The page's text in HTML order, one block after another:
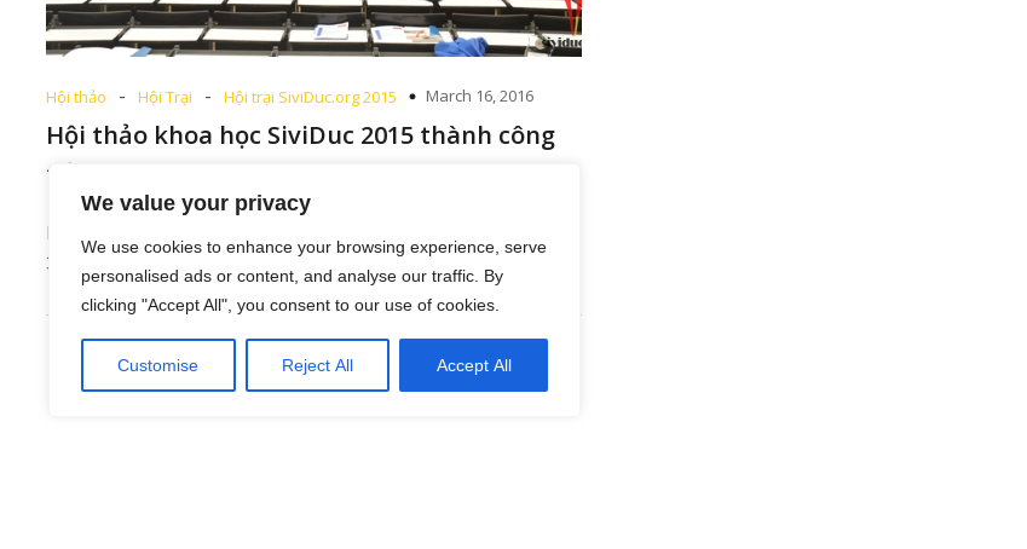
We value your privacy
We use cookies to enhance your browsing experience, serve
personalised ads or content, and analyse our traffic. By
clicking "Accept All", you consent to our use of cookies.
Customise Reject All Accept All
Hội thảo - Hội Trại - Hội trại SiviDuc.org 2015 March 16, 2016
Hội thảo khoa học SiviDuc 2015 thành công
tốt đẹp
Hội Trại SIVIDUC BERLIN 2015 đã kết thúc thành công sau
3 ngày đầy sôi động, với[…]